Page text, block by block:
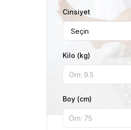
Cinsiyet
Kilo (kg)
Boy (cm)